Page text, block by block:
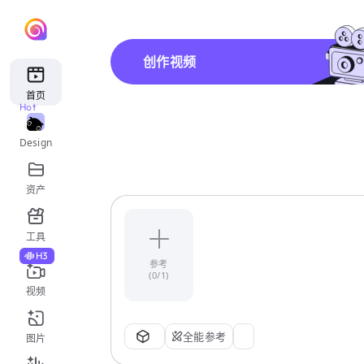
首页
Design
Hot
资产
工具
视频
H3
图片
创作视频
参考
(0/1)
全能参考